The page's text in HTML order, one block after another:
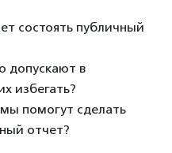
состоять публичный
допускают в
избегать?
помогут сделать
отчет?